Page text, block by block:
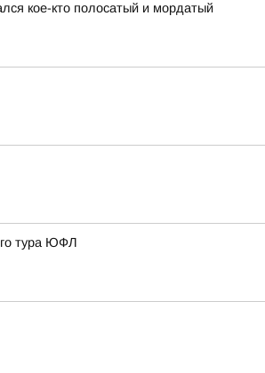
кое-кто полосатый и мордатый
тура ЮФЛ